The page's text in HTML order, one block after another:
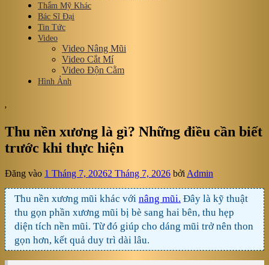
Thẩm Mỹ Khác
Bác Sĩ Đại
Tin Tức
Video
Video Nâng Mũi
Video Cắt Mí
Video Độn Cằm
Hình Ảnh
,
Thu nền xương là gì? Những điều cần biết
trước khi thực hiện
Đăng vào 1 Tháng 7, 20262 Tháng 7, 2026 bởi Admin
Thu nền xương mũi khác với nâng mũi. Đây là kỹ thuật
thu gọn phần xương mũi bị bè sang hai bên, thu hẹp
diện tích nền mũi. Từ đó giúp cho dáng mũi trở nên thon
gọn hơn, kết quả duy trì dài lâu.